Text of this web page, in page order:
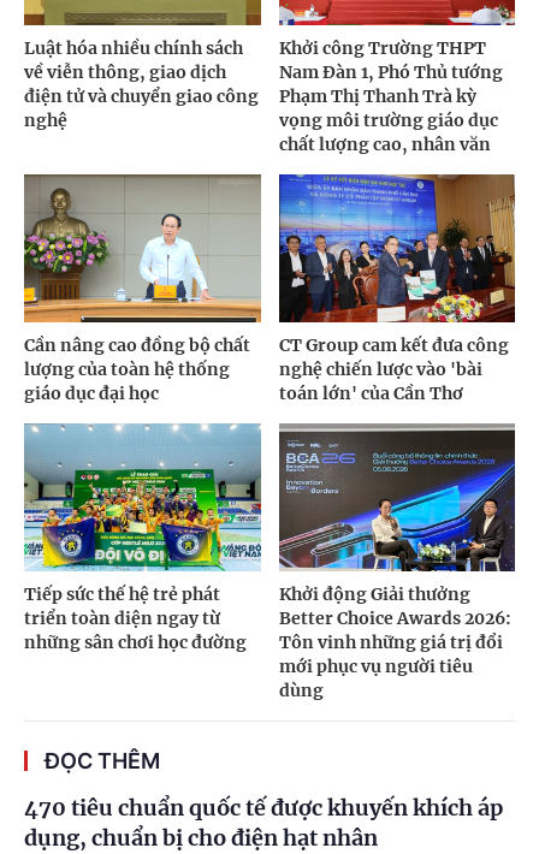
Luật hóa nhiều chính sách
về viễn thông, giao dịch
điện tử và chuyển giao công
nghệ
Khởi công Trường THPT
Nam Đàn 1, Phó Thủ tướng
Phạm Thị Thanh Trà kỳ
vọng môi trường giáo dục
chất lượng cao, nhân văn
Cần nâng cao đồng bộ chất
lượng của toàn hệ thống
giáo dục đại học
CT Group cam kết đưa công
nghệ chiến lược vào 'bài
toán lớn' của Cần Thơ
Tiếp sức thế hệ trẻ phát
triển toàn diện ngay từ
những sân chơi học đường
Khởi động Giải thưởng
Better Choice Awards 2026:
Tôn vinh những giá trị đổi
mới phục vụ người tiêu
dùng
ĐỌC THÊM
470 tiêu chuẩn quốc tế được khuyến khích áp
dụng, chuẩn bị cho điện hạt nhân